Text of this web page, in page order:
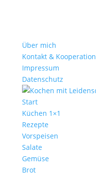
Über mich
Kontakt & Kooperation
Impressum
Datenschutz
Start
Küchen 1×1
Rezepte
Vorspeisen
Salate
Gemüse
Brot